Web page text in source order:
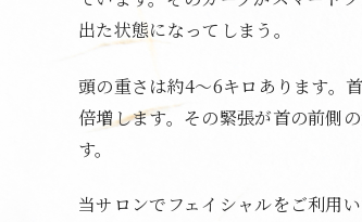
出た状態になってしまう。
頭の重さは約4〜6キロあります。
倍増します。その緊張が首の前側
す。
当サロンでフェイシャルをご利用